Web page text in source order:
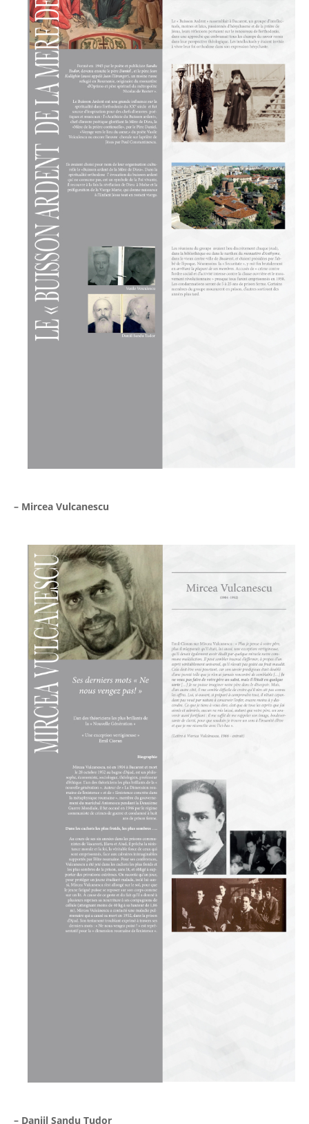
– Mircea Vulcanescu
– Daniil Sandu Tudor